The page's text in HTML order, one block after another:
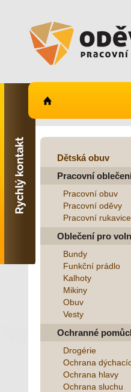
Dětská obuv
Pracovní
Pracovní obuv
Pracovní oděvy
Pracovní rukavice
Oblečení pro
Bundy
Funkční prádlo
Kalhoty
Mikiny
Obuv
Vesty
Ochranné
Drogérie
Ochrana
Ochrana hlavy
Ochrana sluchu
Kontaktujte nás
731 482 530
info@odevy-pilar.cz
Provozovna:
Hradec Králové
Provozovna:
Hradec Králové